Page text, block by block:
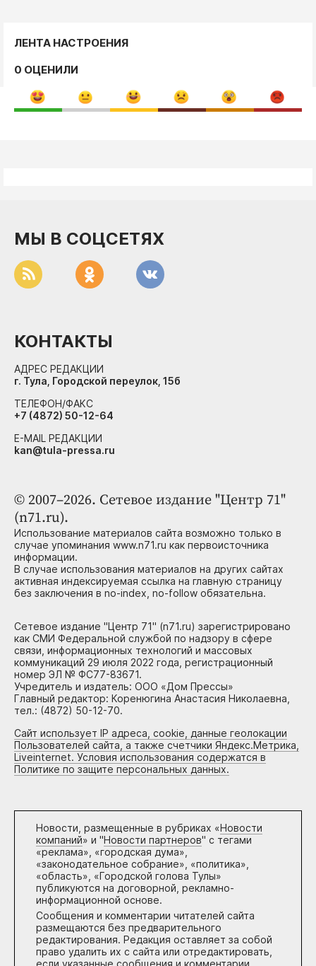
ЛЕНТА НАСТРОЕНИЯ
0 ОЦЕНИЛИ
© 2007–2026. Сетевое издание "Центр 71"
(n71.ru).
Использование материалов сайта возможно только в
случае упоминания www.n71.ru как первоисточника
информации.
В случае использования материалов на других сайтах
активная индексируемая ссылка на главную страницу
без заключения в no-index, no-follow обязательна.
Сетевое издание "Центр 71" (n71.ru) зарегистрировано
как СМИ Федеральной службой по надзору в сфере
связи, информационных технологий и массовых
коммуникаций 29 июля 2022 года, регистрационный
номер ЭЛ № ФС77-83671.
Учредитель и издатель: ООО «Дом Прессы»
Главный редактор: Коренюгина Анастасия Николаевна,
тел.: (4872) 50-12-70.
Сайт использует IP адреса, cookie, данные геолокации
Пользователей сайта, а также счетчики Яндекс.Метрика,
Liveinternet. Условия использования содержатся в
Политике по защите персональных данных.
Новости, размещенные в рубриках «Новости
компаний» и "Новости партнеров" с тегами
«реклама», «городская дума»,
«законодательное собрание», «политика»,
«область», «Городской голова Тулы»
публикуются на договорной, рекламно-
информационной основе.
Сообщения и комментарии читателей сайта
размещаются без предварительного
редактирования. Редакция оставляет за собой
право удалить их с сайта или отредактировать,
если указанные сообщения и комментарии
МЫ В СОЦСЕТЯХ
КОНТАКТЫ
АДРЕС РЕДАКЦИИ
г. Тула, Городской переулок, 15б
ТЕЛЕФОН/ФАКС
+7 (4872) 50-12-64
E-MAIL РЕДАКЦИИ
kan@tula-pressa.ru